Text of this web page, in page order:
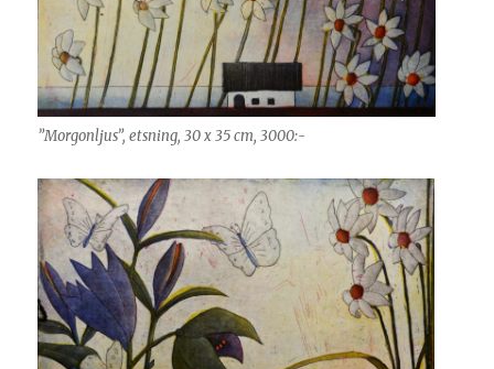
”Morgonljus”, etsning, 30 x 35 cm, 3000:-